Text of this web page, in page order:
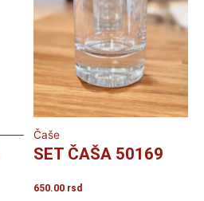
Čaše
SET ČAŠA 50169
650.00 rsd